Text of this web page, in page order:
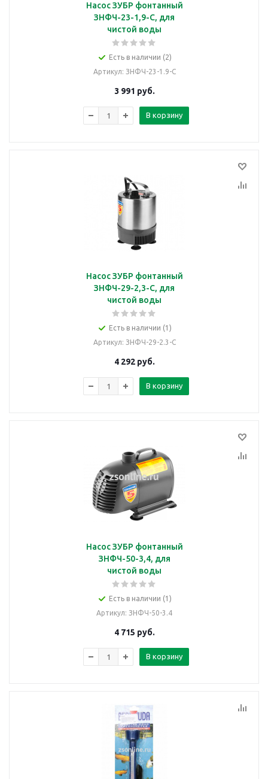
Насос ЗУБР фонтанный
ЗНФЧ-23-1,9-С, для
чистой воды
Есть в наличии (2)
Артикул: ЗНФЧ-23-1.9-С
3 991 руб.
В корзину
Насос ЗУБР фонтанный
ЗНФЧ-29-2,3-С, для
чистой воды
Есть в наличии (1)
Артикул: ЗНФЧ-29-2.3-С
4 292руб.
В корзину
Насос ЗУБР фонтанный
ЗНФЧ-50-3,4, для
чистой воды
Есть в наличии (1)
Артикул: ЗНФЧ-50-3.4
4 715 руб.
В корзину